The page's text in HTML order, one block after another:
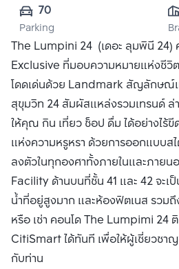
70
Parking
The Lumpini 24 (เดอะ ลุมพินี 24) ค
Exclusive ที่มอบความหมายแห่งชีวิ
โดดเด่นด้วย Landmark สัญลักษณ์แ
สุขุมวิท 24 สัมผัสแหล่งรวมเทรนด์ ล่
ให้คุณ กิน เที่ยว ช็อป ดื่ม ได้อย่างไร้ขี
แห่งความหรูหรา ด้วยการออกแบบส
ลงตัวในทุกองศาทั้งภายในและภายน
Facility ด้านบนที่ชั้น 41 และ 42 จะเป็
น้ำที่อยู่สูงมาก และห้องฟิตเนส รวมถึ
หรือ เช่า คอนโด The Lumpimi 24 ติ
CitiSmart ได้ทันที เพื่อให้ผู้เชี่ยวชาญข
กับท่าน